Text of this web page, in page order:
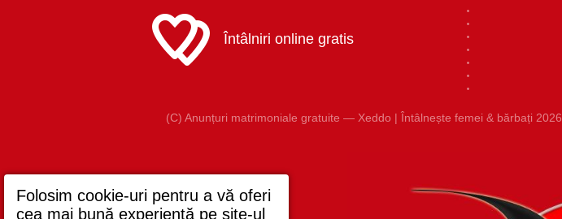
Întâlniri online gratis
(C) Anunțuri matrimoniale gratuite — Xeddo | Întâlnește femei & bărbați 2026
Folosim cookie-uri pentru a vă oferi
cea mai bună experiență pe site-ul